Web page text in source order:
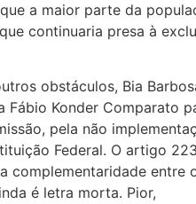
a maior parte da
continuaria presa à
obstáculos, Bia
Fábio Konder Comparato
pela não
Federal. O artigo
complementaridade entre
é letra morta. Pior,